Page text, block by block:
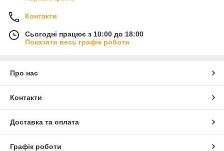
Контакти
Сьогодні працює з 10:00 до 18:00
Показати весь графік роботи
Про нас
Контакти
Доставка та оплата
Графік роботи